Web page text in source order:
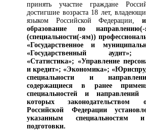
принять участие граждане
достигшие возраста 18 лет,
языком Российской Федерации,
образование по
(специальности(-ям))
«Государственное и
«Государственный аудит»;
«Статистика»; «Управление
и кредит»; «Экономика»;
специальности и
содержащиеся в ранее
специальностей и направлений
которых законодательством
Российской Федерации
указанным специальностям
подготовки.